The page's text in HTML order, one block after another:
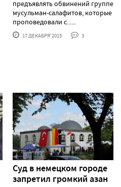
предъявлять обвинений группе
мусульман-салафитов, которые
проповедовали с......
17 ДЕКАБРЯ'2015 3
Суд в немецком городе
запретил громкий азан